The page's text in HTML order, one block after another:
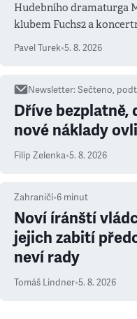
Hudebního dramaturga
klubem Fuchs2 a
ale atmosféra
Pavel Turek•5. 8. 2026
Newsletter:Sečteno,
Dříve bezplatně,
nové náklady
Filip Zelenka•5. 8. 2026
Zahraničí•6 minut
Noví íránští
jejich zabití
neví rady
Tomáš Lindner•5. 8. 2026